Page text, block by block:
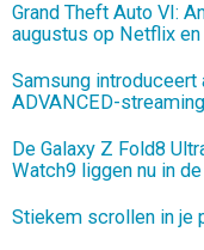
Grand Theft Auto VI:
augustus op Netflix en
Samsung
ADVANCED-
De Galaxy Z Fold8
Watch9 liggen nu in
Stiekem scrollen in je